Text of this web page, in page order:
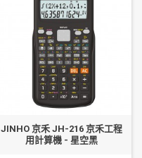
JINHO 京禾 JH-216 京禾工程
用計算機 - 星空黑